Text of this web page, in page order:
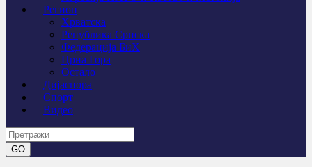
Регион
Хрватска
Република Српска
Федерација БиХ
Црна Гора
Остало
Дијаспора
Спорт
Видео